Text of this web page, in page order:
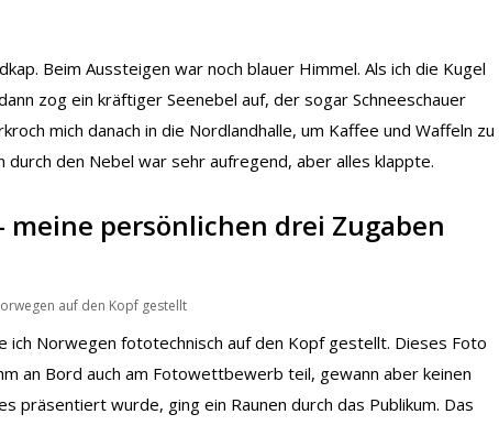
Beim Aussteigen war noch blauer Himmel. Als ich die Kugel
zog ein kräftiger Seenebel auf, der sogar Schneeschauer
mich danach in die Nordlandhalle, um Kaffee und Waffeln zu
den Nebel war sehr aufregend, aber alles klappte.
meine persönlichen drei Zugaben
auf den Kopf gestellt
Norwegen fototechnisch auf den Kopf gestellt. Dieses Foto
an Bord auch am Fotowettbewerb teil, gewann aber keinen
präsentiert wurde, ging ein Raunen durch das Publikum. Das